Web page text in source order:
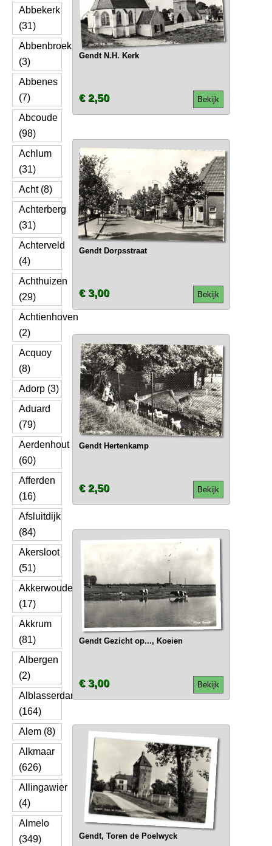
Abbekerk
(31)
Abbenbroek
(3)
Abbenes
(7)
Abcoude
(98)
Achlum
(31)
Acht (8)
Achterberg
(31)
Achterveld
(4)
Achthuizen
(29)
Achtienhoven
(2)
Acquoy
(8)
Adorp (3)
Aduard
(79)
Aerdenhout
(60)
Afferden
(16)
Afsluitdijk
(84)
Akersloot
(51)
Akkerwoude
(17)
Akkrum
(81)
Albergen
(2)
Alblasserdam
(164)
Alem (8)
Alkmaar
(626)
Allingawier
(4)
Almelo
(349)
Gendt N.H. Kerk
Bekijk
€ 2,50
Gendt Dorpsstraat
Bekijk
€ 3,00
Gendt Hertenkamp
Bekijk
€ 2,50
Gendt Gezicht op..., Koeien
Bekijk
€ 3,00
Gendt, Toren de Poelwyck